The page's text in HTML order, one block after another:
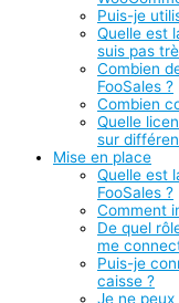
Puis-je
Quelle est
suis pas
Combien
FooSales ?
Combien
Quelle
sur
Mise en place
Quelle est
FooSales ?
Comment
De quel
me
Puis-je
caisse ?
Je ne